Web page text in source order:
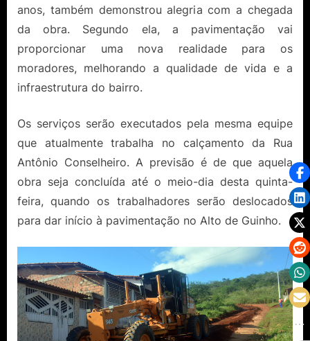
anos, também demonstrou alegria com a chegada
da obra. Segundo ela, a pavimentação vai
proporcionar uma nova realidade para os
moradores, melhorando a qualidade de vida e a
infraestrutura do bairro.
Os serviços serão executados pela mesma equipe
que atualmente trabalha no calçamento da Rua
Antônio Conselheiro. A previsão é de que aquela
obra seja concluída até o meio-dia desta quinta-
feira, quando os trabalhadores serão deslocados
para dar início à pavimentação no Alto de Guinho.